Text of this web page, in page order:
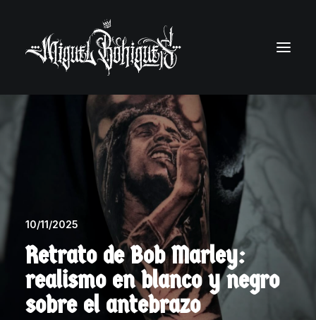
10/11/2025
Retrato de Bob Marley:
realismo en blanco y negro
sobre el antebrazo